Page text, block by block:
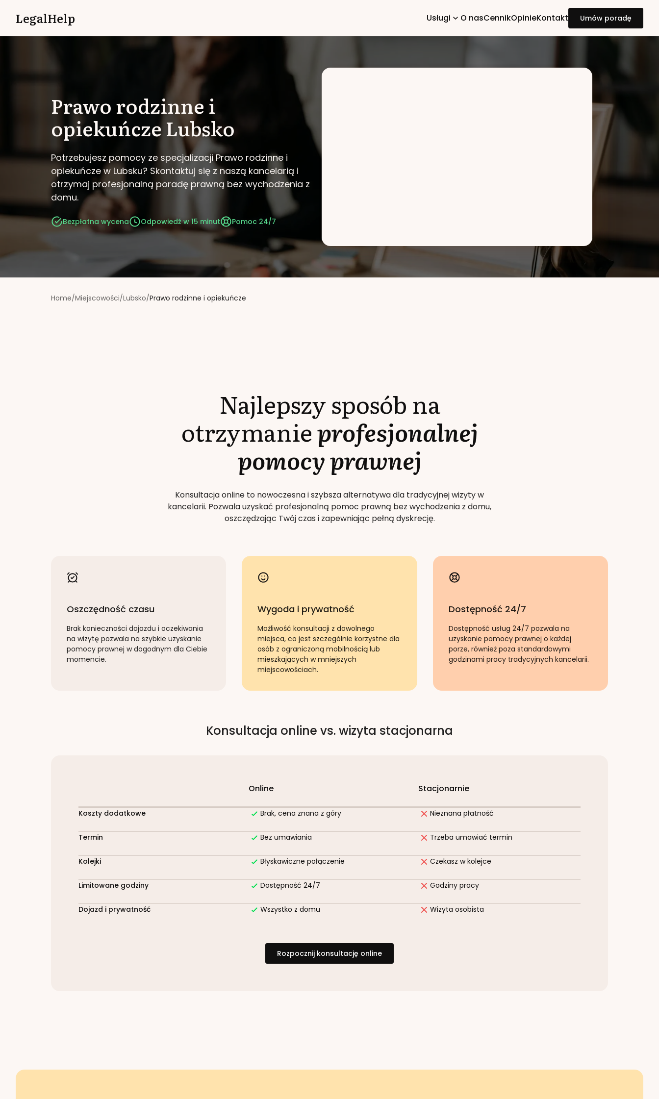
LegalHelp Usługi O nasCennikOpinieKontakt Umów poradę
Prawo rodzinne i
opiekuńczeLubsko
Potrzebujesz pomocy ze specjalizacji Prawo rodzinne i
opiekuńcze w Lubsku? Skontaktuj się z naszą kancelarią i
otrzymaj profesjonalną poradę prawną bez wychodzenia z
domu.
Bezpłatna wycena Odpowiedź w 15 minut Pomoc 24/7
Home/Miejscowości/Lubsko/Prawo rodzinne i opiekuńcze
Najlepszy sposób na
otrzymanieprofesjonalnej
pomocy prawnej
Konsultacja online to nowoczesna i szybsza alternatywa dla tradycyjnej wizyty w
kancelarii. Pozwala uzyskać profesjonalną pomoc prawną bez wychodzenia z domu,
oszczędzając Twój czas i zapewniając pełną dyskrecję.
Oszczędność czasu
Brak konieczności dojazdu i oczekiwania
na wizytę pozwala na szybkie uzyskanie
pomocy prawnej w dogodnym dla Ciebie
momencie.
Wygoda i prywatność
Możliwość konsultacji z dowolnego
miejsca, co jest szczególnie korzystne dla
osób z ograniczoną mobilnością lub
mieszkających w mniejszych
miejscowościach.
Dostępność 24/7
Dostępność usług 24/7 pozwala na
uzyskanie pomocy prawnej o każdej
porze, również poza standardowymi
godzinami pracy tradycyjnych kancelarii.
Konsultacja online vs. wizyta stacjonarna
Online Stacjonarnie
Koszty dodatkowe Brak, cena znana z góry Nieznana płatność
Termin Bez umawiania Trzeba umawiać termin
Kolejki Błyskawiczne połączenie Czekasz w kolejce
Limitowane godziny Dostępność 24/7 Godziny pracy
Dojazd i prywatność Wszystko z domu Wizyta osobista
Rozpocznij konsultację online